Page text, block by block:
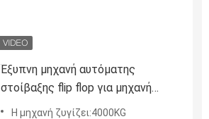
Έξυπνη μηχανή αυτόματης
στοίβαξης flip flop για μηχανή
κλωστής χαρτιού Υψηλή ταχύτητα
Η μηχανή ζυγίζει:4000KG